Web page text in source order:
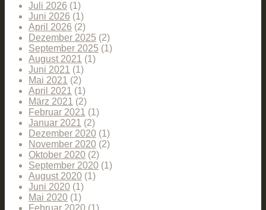
Juli 2026 (1)
Juni 2026 (1)
April 2026 (2)
Dezember 2025 (2)
September 2025 (1)
August 2021 (1)
Juni 2021 (1)
Mai 2021 (2)
April 2021 (1)
März 2021 (2)
Februar 2021 (1)
Januar 2021 (2)
Dezember 2020 (1)
November 2020 (2)
Oktober 2020 (2)
September 2020 (1)
August 2020 (1)
Juni 2020 (1)
Mai 2020 (1)